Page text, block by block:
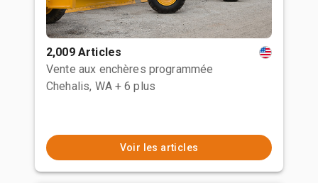
2,009 Articles
Vente aux enchères programmée
Chehalis, WA + 6 plus
Voir les articles